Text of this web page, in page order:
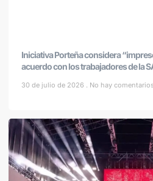
Iniciativa Porteña considera
acuerdo con los trabajadores de la
30 de julio de 2026 No hay comentarios